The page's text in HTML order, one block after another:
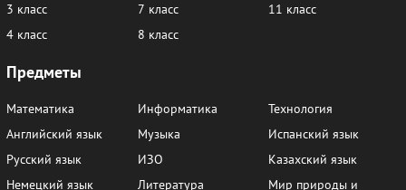
3 класс
4 класс
7 класс
8 класс
11 класс
Предметы
Математика
Английский язык
Русский язык
Немецкий язык
Информатика
Музыка
ИЗО
Литература
Технология
Испанский язык
Казахский язык
Мир природы и